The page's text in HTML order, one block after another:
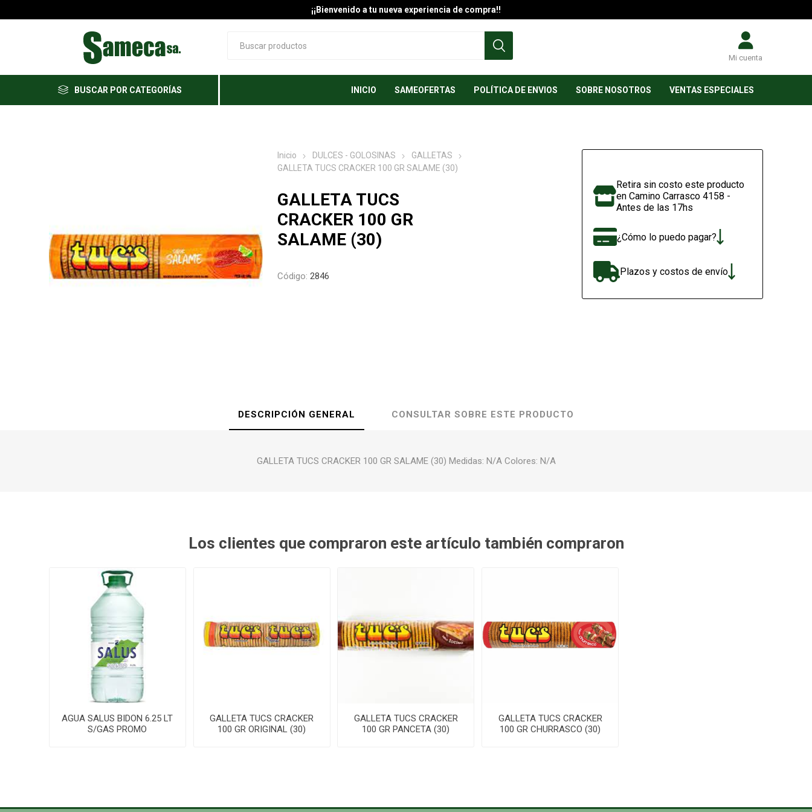
¡¡Bienvenido a tu nueva experiencia de compra!!
Mi cuenta
BUSCAR POR CATEGORÍAS INICIO SAMEOFERTAS POLÍTICA DE ENVIOS SOBRE NOSOTROS VENTAS ESPECIALES
Inicio DULCES - GOLOSINAS
GALLETAS
GALLETA TUCS CRACKER 100 GR SALAME (30)
GALLETA TUCS
CRACKER 100 GR
SALAME (30)
Código: 2846
Retira sin costo este producto
en Camino Carrasco 4158 -
Antes de las 17hs
¿Cómo lo puedo pagar?
Plazos y costos de envío
DESCRIPCIÓN GENERAL CONSULTAR SOBRE ESTE PRODUCTO
GALLETA TUCS CRACKER 100 GR SALAME (30) Medidas: N/A Colores: N/A
Los clientes que compraron este artículo también compraron
AGUA SALUS BIDON 6.25 LT
S/GAS PROMO
GALLETA TUCS CRACKER
100 GR ORIGINAL (30)
GALLETA TUCS CRACKER
100 GR PANCETA (30)
GALLETA TUCS CRACKER
100 GR CHURRASCO (30)